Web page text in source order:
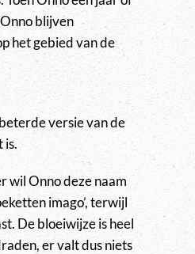
blijven
het gebied van de
versie van de
is.
wil Onno deze naam
imago’, terwijl
De bloeiwijze is heel
er valt dus niets